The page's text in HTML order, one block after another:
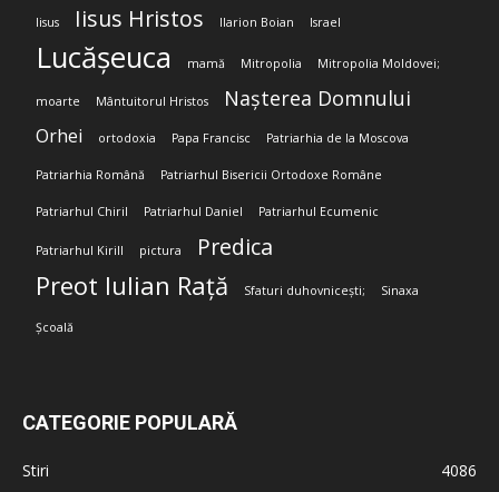
Iisus Iisus Hristos Ilarion Boian Israel
Lucășeuca mamă Mitropolia Mitropolia Moldovei;
moarte Mântuitorul Hristos Nașterea Domnului
Orhei ortodoxia Papa Francisc Patriarhia de la Moscova
Patriarhia Română Patriarhul Bisericii Ortodoxe Române
Patriarhul Chiril Patriarhul Daniel Patriarhul Ecumenic
Patriarhul Kirill pictura Predica
Preot Iulian Rață Sfaturi duhovnicești; Sinaxa
Școală
CATEGORIE POPULARĂ
Stiri
4086